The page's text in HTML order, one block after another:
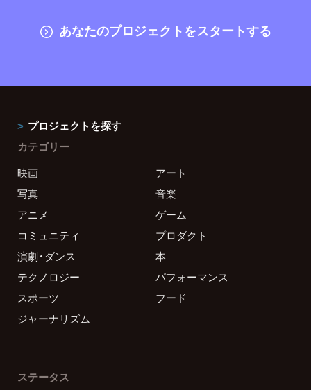
あなたのプロジェクトをスタートする
プロジェクトを探す
カテゴリー
映画
アート
写真
音楽
アニメ
ゲーム
コミュニティ
プロダクト
演劇・ダンス
本
テクノロジー
パフォーマンス
スポーツ
フード
ジャーナリズム
ステータス